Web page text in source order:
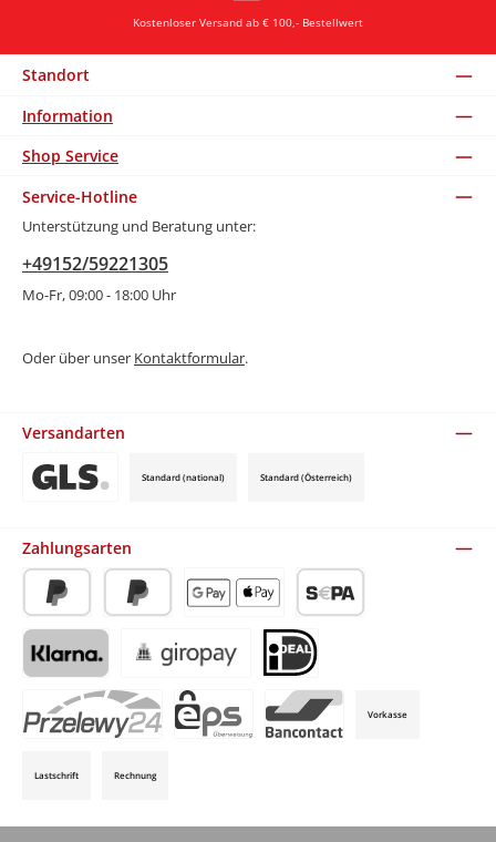
Kostenloser Versand ab € 100,- Bestellwert
Standort
Information
Shop Service
Service-Hotline
Unterstützung und Beratung unter:
+49152/59221305
Mo-Fr, 09:00 - 18:00 Uhr
Oder über unser Kontaktformular.
Versandarten
Standard (national) Standard (Österreich)
Zahlungsarten
PayPal Später BezahlenApple Pay / Google Pay (via Stripe)
SEPA-Lastschrift (via Stripe)
Klarna (via Stripe)Giropay (via Stripe) iDeal (via Stripe)
Vorkasse
Lastschrift Rechnung